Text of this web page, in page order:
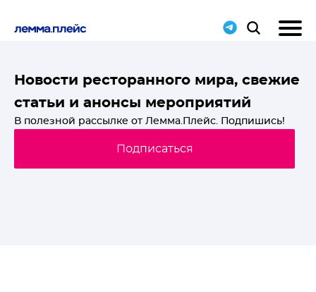
Новости ресторанного мира, свежие
статьи и анонсы мероприятий
В полезной рассылке от Лемма.Плейс. Подпишись!
Подписаться